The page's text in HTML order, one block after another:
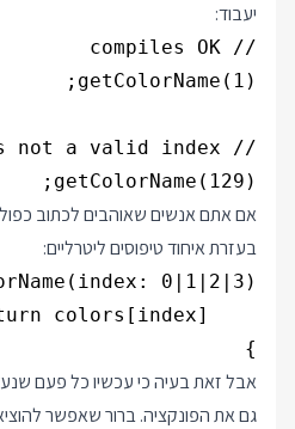
יעבוד:
getColorName(129);
אם אתם אנשים שאוהבים לכתוב
בעזרת איחוד טיפוסים ליטרליים:
}
אבל זאת בעיה כי עכשיו כל פעם
גם את הפונקציה. ברור שאפשר